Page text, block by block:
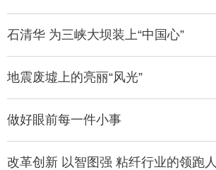
校友
考生
OA
石清华 为三峡大坝装上“中国心”
地震废墟上的亮丽“风光”
做好眼前每一件小事
改革创新 以智图强 粘纤行业的领跑人